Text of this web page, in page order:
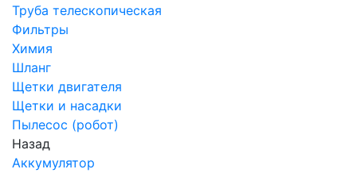
Труба телескопическая
Фильтры
Химия
Шланг
Щетки двигателя
Щетки и насадки
Пылесос (робот)
Назад
Аккумулятор